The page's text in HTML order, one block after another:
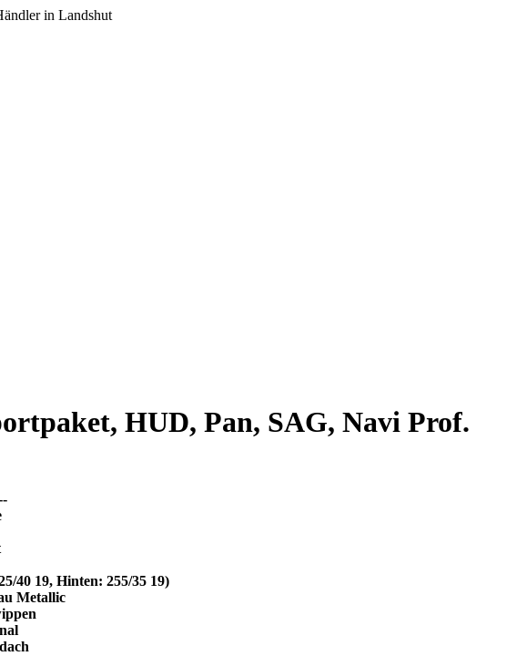
HUD, Pan, SAG, Navi Prof.
40 19, Hinten: 255/35 19)
Metallic